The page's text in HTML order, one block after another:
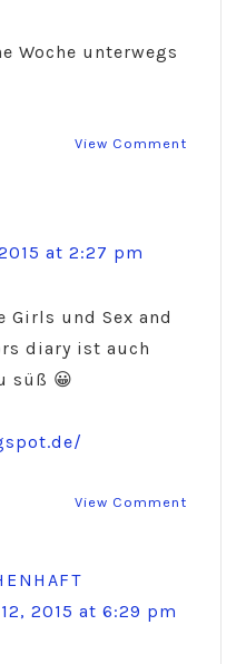
Woche unterwegs
View Comment
at 2:27 pm
und Sex and
diary ist auch
süß 😀
View Comment
2015 at 6:29 pm